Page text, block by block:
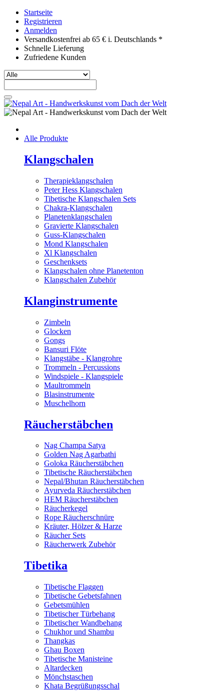
Startseite
Registrieren
Anmelden
Versandkostenfrei ab 65 € i. Deutschlands *
Schnelle Lieferung
Zufriedene Kunden
Alle Produkte
Klangschalen
Therapieklangschalen
Peter Hess Klangschalen
Tibetische Klangschalen Sets
Chakra-Klangschalen
Planetenklangschalen
Gravierte Klangschalen
Guss-Klangschalen
Mond Klangschalen
Xl Klangschalen
Geschenksets
Klangschalen ohne Planetenton
Klangschalen Zubehör
Klanginstrumente
Zimbeln
Glocken
Gongs
Bansuri Flöte
Klangstäbe - Klangrohre
Trommeln - Percussions
Windspiele - Klangspiele
Maultrommeln
Blasinstrumente
Muschelhorn
Räucherstäbchen
Nag Champa Satya
Golden Nag Agarbathi
Goloka Räucherstäbchen
Tibetische Räucherstäbchen
Nepal/Bhutan Räucherstäbchen
Ayurveda Räucherstäbchen
HEM Räucherstäbchen
Räucherkegel
Rope Räucherschnüre
Kräuter, Hölzer & Harze
Räucher Sets
Räucherwerk Zubehör
Tibetika
Tibetische Flaggen
Tibetische Gebetsfahnen
Gebetsmühlen
Tibetischer Türbehang
Tibetischer Wandbehang
Chukhor und Shambu
Thangkas
Ghau Boxen
Tibetische Manisteine
Altardecken
Mönchstaschen
Khata Begrüßungsschal